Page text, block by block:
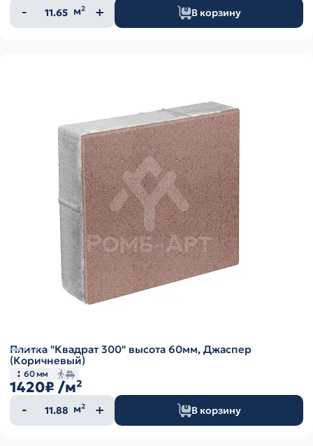
Количество
товара
м² В корзину
Плитка "Квадрат 300" высота 60мм, Джаспер
(Коричневый)
60 мм
1420₽ /м²
Количество
товара
м² В корзину